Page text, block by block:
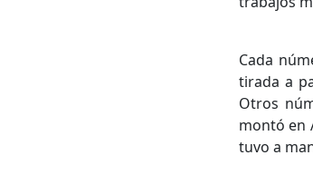
Cada
tirada a
Otros
montó en
tuvo a